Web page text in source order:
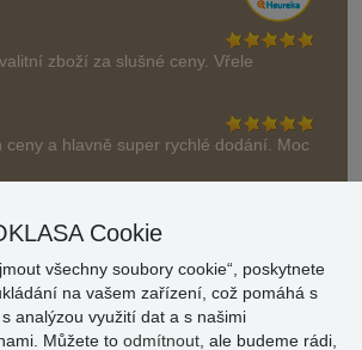
zboží za slušné ceny. Vřele
ceny a hlavně super rychlé dodání. Moc
recenzí Cookie
všechny soubory cookie“, poskytnete
na vašem zařízení, což pomáhá s
analýzou využití dat a s našimi
Můžete to odmítnout , ale budeme rádi,